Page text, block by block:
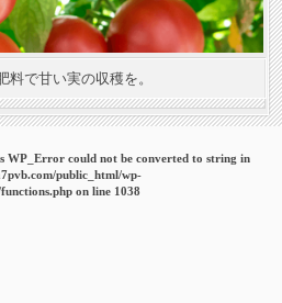
料で甘い実の収穫を。
WP_Error could not be converted to string in
public_html/wp-
on line 1038